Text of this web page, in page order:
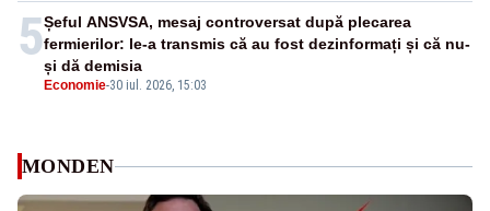
5
Economie-30 iul. 2026, 15:03
Șeful ANSVSA, mesaj controversat după plecarea
fermierilor: le-a transmis că au fost dezinformați și că nu-
și dă demisia
MONDEN